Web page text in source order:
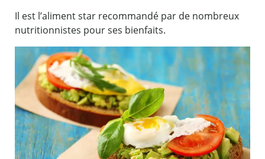
Il est l’aliment star recommandé par de nombreux
nutritionnistes pour ses bienfaits.